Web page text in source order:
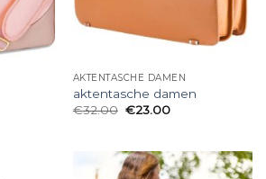
AKTENTASCHE DAMEN
aktentasche damen
€32.00 €23.00